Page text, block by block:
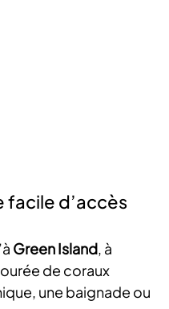
facile d’accès
Green Island, à
de coraux
une baignade ou